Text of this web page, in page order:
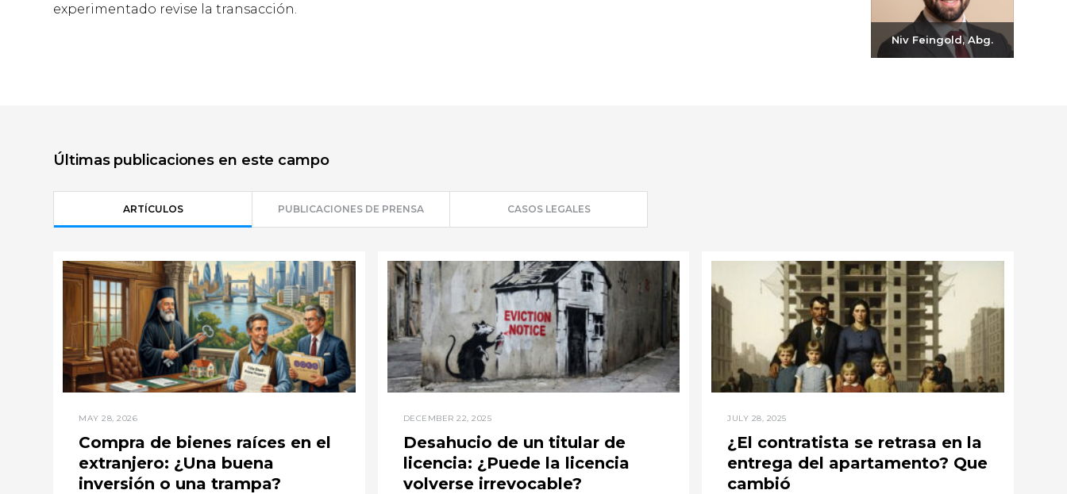
experimentado revise la transacción.
Niv Feingold, Abg.
Últimas publicaciones en este campo
ARTÍCULOS PUBLICACIONES DE PRENSA CASOS LEGALES
MAY 28, 2026
Compra de bienes raíces en el
extranjero: ¿Una buena
inversión o una trampa?
DECEMBER 22, 2025
Desahucio de un titular de
licencia: ¿Puede la licencia
volverse irrevocable?
JULY 28, 2025
¿El contratista se retrasa en la
entrega del apartamento? Que
cambió